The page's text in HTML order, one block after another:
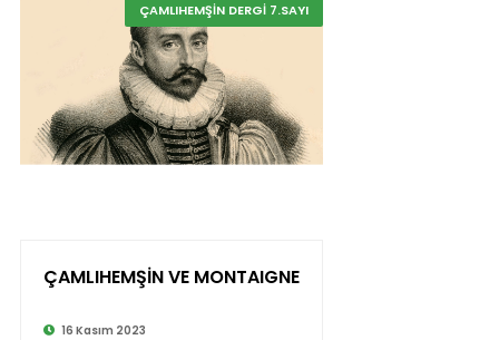
ÇAMLIHEMŞİN DERGİ 7.SAYI
ÇAMLIHEMŞİN VE MONTAIGNE
16 Kasım 2023